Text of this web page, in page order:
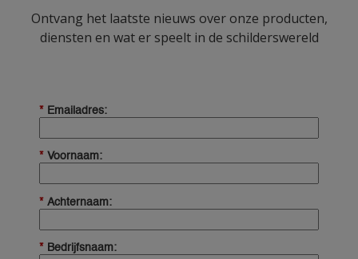
Ontvang het laatste nieuws over onze producten,
diensten en wat er speelt in de schilderswereld